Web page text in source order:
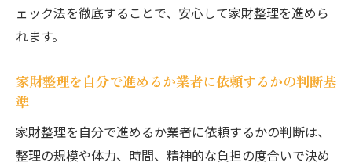
ェック法を徹底することで、安心して家財整理を進めら
れます。
家財整理を自分で進めるか業者に依頼するかの判断基
準
家財整理を自分で進めるか業者に依頼するかの判断は、
整理の規模や体力、時間、精神的な負担の度合いで決め